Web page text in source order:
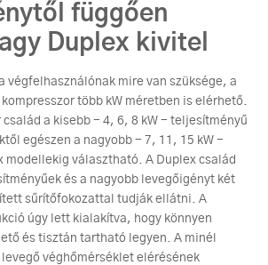
függően
Duplex kivitel
végfelhasználónak mire van szüksége, a
több kW méretben is elérhető.
család a kisebb - 4, 6, 8 kW - teljesítményű
egészen a nagyobb - 7, 11, 15 kW -
modellekig választható. A Duplex család
és a nagyobb levegőigényt két
sűrítőfokozattal tudják ellátni. A
úgy lett kialakítva, hogy könnyen
és tisztán tartható legyen. A minél
véghőmérséklet elérésének